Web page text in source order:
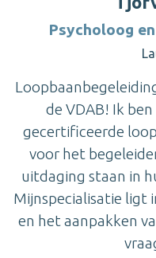
Psycholoog
de VDAB! Ik
gecertificeerde
voor het
uitdaging staan in
Mijnspecialisatie ligt
en het aanpakken